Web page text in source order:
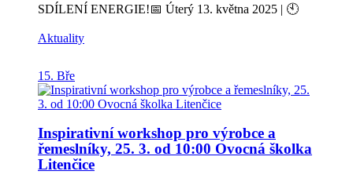
SDÍLENÍ ENERGIE!📅 Úterý 13. května 2025 | 🕙
může v praxi fungovat sdílení energie mezi sousedy,
společenství nejen domácnostem, ale i podnikům🔹
Jaké překážky se mohou objevit Vystoupí odborníci v
rámci prezentace Občanského energetického
Přihlaste se jednoduše přes QR kód na plakátu nebo
kontaktujte:📩 veronika.zborilova@hribecihory.cz | 📞
777 730 583 Investujte dvě hodiny času – a získejte
Aktuality
15. Bře
Inspirativní workshop pro výrobce a
řemeslníky, 25. 3. od 10:00 Ovocná školka
Litenčice